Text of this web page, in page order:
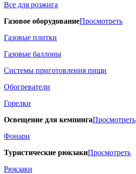
Все для розжига
Газовое оборудованиеПросмотреть
Газовые плитки
Газовые баллоны
Системы приготовления пищи
Обогреватели
Горелки
Освещение для кемпингаПросмотреть
Фонари
Туристические рюкзакиПросмотреть
Рюкзаки